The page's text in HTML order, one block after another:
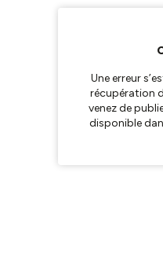
Une erreur
récupération
venez de
disponible